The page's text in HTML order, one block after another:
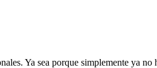
Ya sea porque simplemente ya